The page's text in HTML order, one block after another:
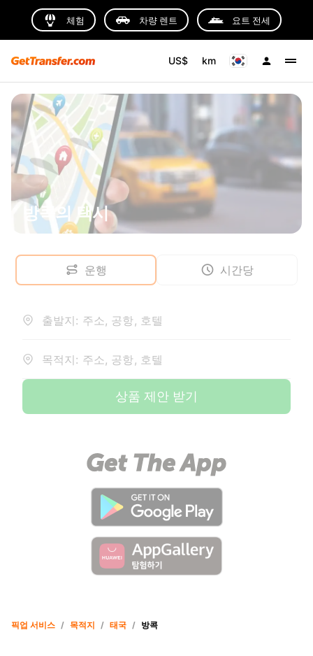
체험 차량 렌트 요트 전세
US$ km
방콕의 택시
운행 시간당
출발지: 주소, 공항, 호텔
목적지: 주소, 공항, 호텔
상품 제안 받기
픽업 서비스 / 목적지 / 태국 / 방콕